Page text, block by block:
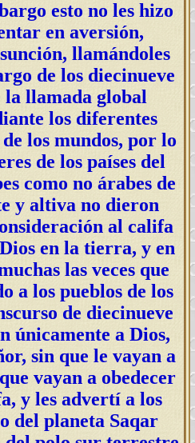
esto no les hizo
en aversión,
llamándoles
de los diecinueve
la llamada global
los diferentes
los mundos, por lo
de los países del
como no árabes de
y altiva no dieron
al califa
en la tierra, y en
las veces que
a los pueblos de los
de diecinueve
únicamente a Dios,
sin que le vayan a
vayan a obedecer
y les advertí a los
del planeta Saqar